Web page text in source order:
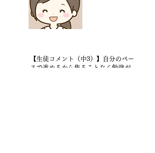
【生徒コメント（中3）】自分のペー
スで進めるから焦ることなく勉強が